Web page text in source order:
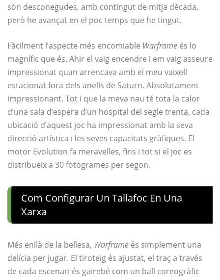
són desconegudes, amb contingut de mitja dècada,
però he avançat en el poc temps que he tingut.
Fàcilment l’aspecte més encomiable Warframe és lo
magnífic que és. Ahir el vaig encendre i em vaig asseure
impressionat quan arrencava amb el meu vaixell
estacionat fora dels anells de Saturn. Absolutament
impressionant. Tot i que la meva nau té tota la calor
d’una sala d’espera d’un hospital del segle trenta, cada
ubicació d’aquest joc ha impressionat amb la seva
direcció artística i les seves capacitats gràfiques. El
motor Evolution fa meravelles, fins i tot si el joc es
distribueix a 30 fotogrames per segon.
Com Configurar Un Tallafoc En Una
Xarxa
Més enllà de la bellesa, Warframe és simplement una
delícia per jugar. El tiroteig és ajustat, el traç a través
de cada escenari és gairebé com un ball coreogràfic